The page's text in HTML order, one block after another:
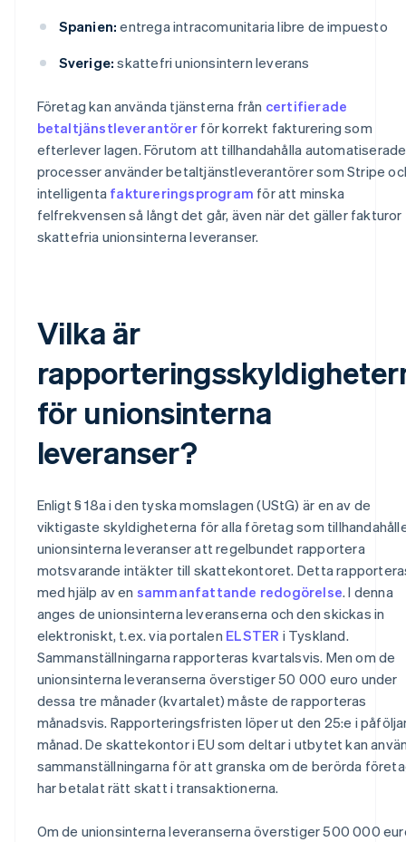
Spanien: entrega intracomunitaria libre de impuesto
Sverige: skattefri unionsintern leverans
Företag kan använda tjänsterna från certifierade
betaltjänstleverantörer för korrekt fakturering som
efterlever lagen. Förutom att tillhandahålla automatiserade
processer använder betaltjänstleverantörer som Stripe
intelligenta faktureringsprogram för att minska
felfrekvensen så långt det går, även när det gäller
skattefria unionsinterna leveranser.
Vilka är
för unionsinterna
leveranser?
Enligt § 18a i den tyska momslagen (UStG) är en av de
viktigaste skyldigheterna för alla företag som
unionsinterna leveranser att regelbundet rapportera
motsvarande intäkter till skattekontoret. Detta
med hjälp av en sammanfattande redogörelse. I denna
anges de unionsinterna leveranserna och den skickas in
elektroniskt, t.ex. via portalen ELSTER i Tyskland.
Sammanställningarna rapporteras kvartalsvis. Men om de
unionsinterna leveranserna överstiger 50 000 euro under
dessa tre månader (kvartalet) måste de rapporteras
månadsvis. Rapporteringsfristen löper ut den 25:e i
månad. De skattekontor i EU som deltar i utbytet kan
sammanställningarna för att granska om de berörda
har betalat rätt skatt i transaktionerna.
Om de unionsinterna leveranserna överstiger 500 000